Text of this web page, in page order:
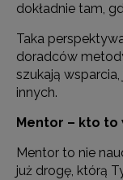
dokładnie tam,
Taka
doradców
szukają
innych.
Mentor – kto to
Mentor to nie
już drogę, którą